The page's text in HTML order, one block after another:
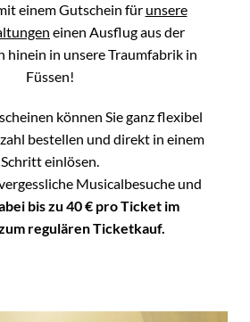
einem Gutschein für unsere
einen Ausflug aus der
hinein in unsere Traumfabrik in
Füssen!
können Sie ganz flexibel
bestellen und direkt in einem
Schritt einlösen.
Musicalbesuche und
bis zu 40 € pro Ticket im
regulären Ticketkauf.